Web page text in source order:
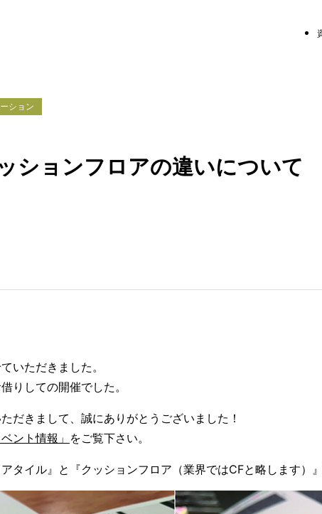
ション
ションフロアの違いについて
いただきました。
りしての開催でした。
だきまして、誠にありがとうございました！
ベント情報」 をご覧下さい。
タイル』と『クッションフロア（業界ではCFと略します）